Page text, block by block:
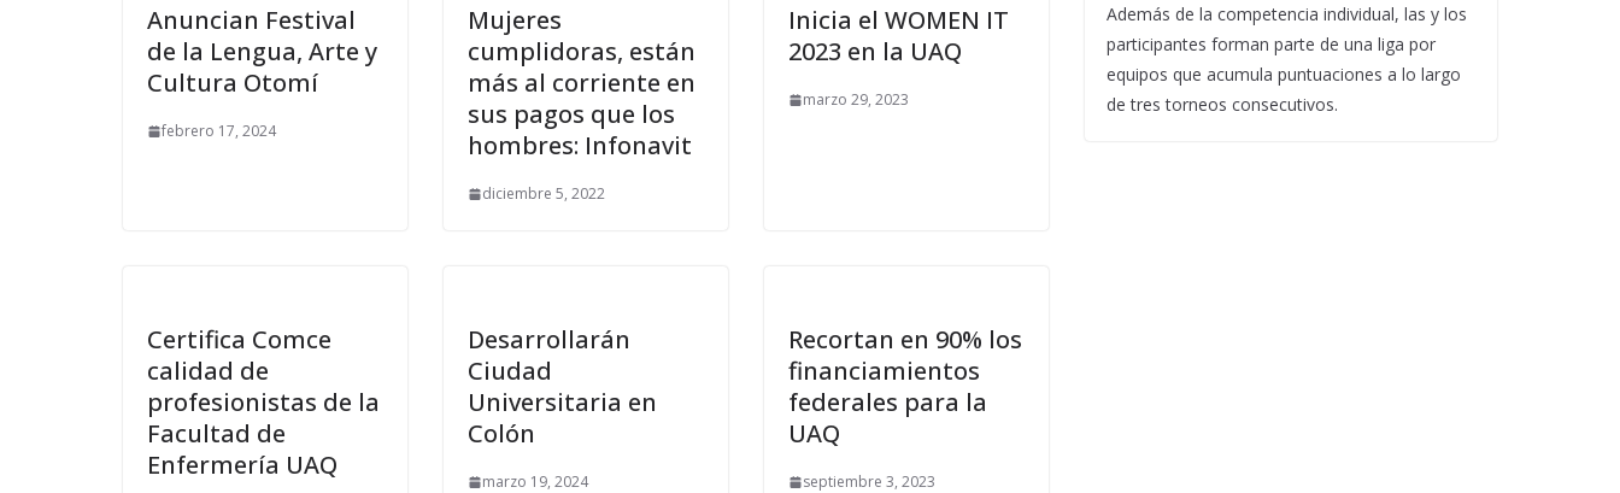
Anuncian Festival
de la Lengua, Arte y
Cultura Otomí
febrero 17, 2024
Mujeres
cumplidoras, están
más al corriente en
sus pagos que los
hombres: Infonavit
diciembre 5, 2022
Inicia el WOMEN IT
2023 en la UAQ
marzo 29, 2023
Certifica Comce
calidad de
profesionistas de la
Facultad de
Enfermería UAQ
Desarrollarán
Ciudad
Universitaria en
Colón
marzo 19, 2024
Recortan en 90% los
financiamientos
federales para la
UAQ
septiembre 3, 2023
Además de la competencia individual, las y los
participantes forman parte de una liga por
equipos que acumula puntuaciones a lo largo
de tres torneos consecutivos.